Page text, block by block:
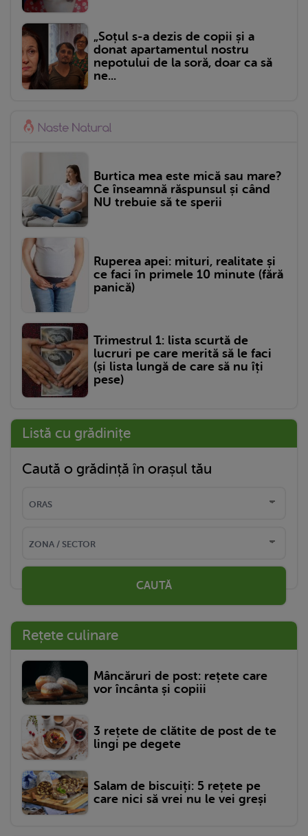
„Soțul s-a dezis de copii și a
donat apartamentul nostru
nepotului de la soră, doar ca să
ne...
Burtica mea este mică sau mare?
Ce înseamnă răspunsul și când
NU trebuie să te sperii
Ruperea apei: mituri, realitate și
ce faci în primele 10 minute (fără
panică)
Trimestrul 1: lista scurtă de
lucruri pe care merită să le faci
(și lista lungă de care să nu îți
pese)
Listă cu grădinițe
Caută o grădință în orașul tău
CAUTĂ
Rețete culinare
Mâncăruri de post: rețete care
vor încânta și copiii
3 rețete de clătite de post de te
lingi pe degete
Salam de biscuiți: 5 rețete pe
care nici să vrei nu le vei greși